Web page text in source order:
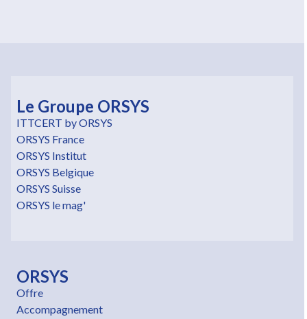
Le Groupe ORSYS
ITTCERT by ORSYS
ORSYS France
ORSYS Institut
ORSYS Belgique
ORSYS Suisse
ORSYS le mag'
ORSYS
Offre
Accompagnement